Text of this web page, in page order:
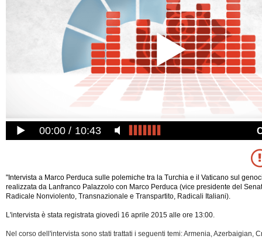
00:00 10:43
"Intervista a Marco Perduca sulle polemiche tra la Turchia e il Vaticano sul
realizzata da Lanfranco Palazzolo con Marco Perduca (vice presidente del
Radicale Nonviolento, Transnazionale e Transpartito, Radicali Italiani).
L'intervista è stata registrata giovedì 16 aprile 2015 alle ore 13:00.
Nel corso dell'intervista sono stati trattati i seguenti temi: Armenia, Azerbaigian,